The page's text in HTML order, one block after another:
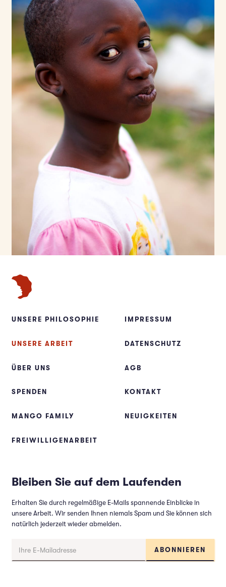
UNSERE PHILOSOPHIE
UNSERE ARBEIT
ÜBER UNS
SPENDEN
MANGO FAMILY
FREIWILLIGENARBEIT
IMPRESSUM
DATENSCHUTZ
AGB
KONTAKT
NEUIGKEITEN
Bleiben Sie auf dem Laufenden
Erhalten Sie durch regelmäßige E-Mails spannende Einblicke in
unsere Arbeit. Wir senden Ihnen niemals Spam und Sie können sich
natürlich jederzeit wieder abmelden.